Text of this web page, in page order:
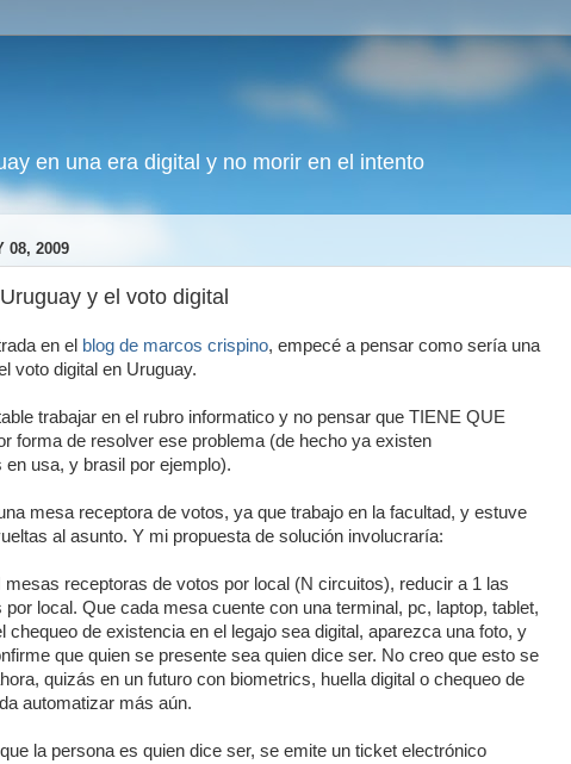
en una era digital y no morir en el intento
08, 2009
y el voto digital
en el blog de marcos crispino, empecé a pensar como sería una
voto digital en Uruguay.
trabajar en el rubro informatico y no pensar que TIENE QUE
forma de resolver ese problema (de hecho ya existen
en usa, y brasil por ejemplo).
mesa receptora de votos, ya que trabajo en la facultad, y estuve
al asunto. Y mi propuesta de solución involucraría:
mesas receptoras de votos por local (N circuitos), reducir a 1 las
local. Que cada mesa cuente con una terminal, pc, laptop, tablet,
chequeo de existencia en el legajo sea digital, aparezca una foto, y
que quien se presente sea quien dice ser. No creo que esto se
quizás en un futuro con biometrics, huella digital o chequeo de
automatizar más aún.
la persona es quien dice ser, se emite un ticket electrónico